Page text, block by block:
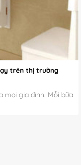
trên thị trường
mọi gia đình. Mỗi bữa